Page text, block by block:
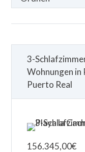
3-
Wohnungen in
Puerto Real
156.345,00€